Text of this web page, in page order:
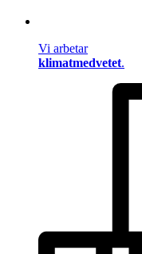
Vi arbetar
klimatmedvetet.